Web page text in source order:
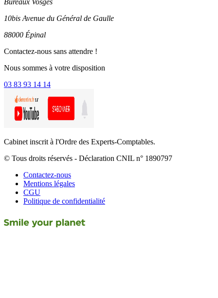
10bis Avenue du Général de Gaulle
88000 Épinal
Contactez-nous sans attendre !
Nous sommes à votre disposition
03 83 93 14 14
Cabinet inscrit à l'Ordre des Experts-Comptables.
© Tous droits réservés - Déclaration CNIL n° 1890797
Contactez-nous
Mentions légales
CGU
Politique de confidentialité